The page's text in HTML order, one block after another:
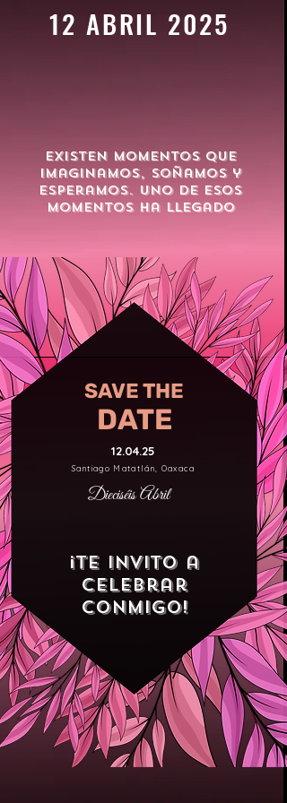
12 ABRIL 2025
Existen momentos que
imaginamos, soñamos y
esperamos. Uno de esos
momentos ha llegado
¡Te invito a
celebrar
conmigo!
12.04.25
Santiago Matatlán, Oaxaca
Dieciséis Abril
SAVE THE
DATE